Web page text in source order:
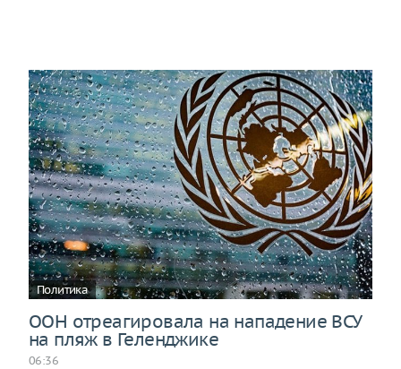
Политика
ООН отреагировала на нападение ВСУ
на пляж в Геленджике
06:36